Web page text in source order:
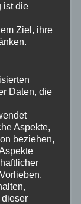
ist die
Ziel, ihre
Daten, die
Aspekte,
beziehen,
dieser